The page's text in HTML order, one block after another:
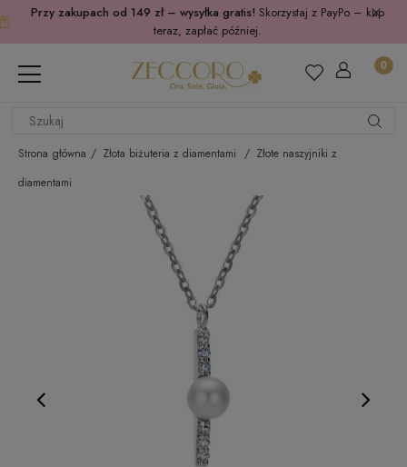
Przy zakupach od 149 zł – wysyłka gratis! Skorzystaj z PayPo – kup
teraz, zapłać później.
Strona główna Złota biżuteria z diamentami
Złote naszyjniki z
diamentami